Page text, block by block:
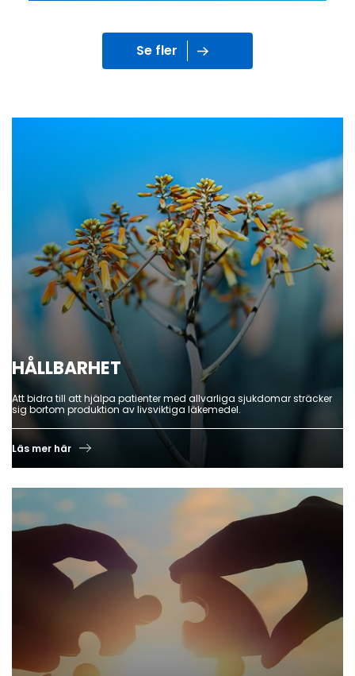
Se fler
HÅLLBARHET
Att bidra till att hjälpa patienter med allvarliga sjukdomar sträcker
sig bortom produktion av livsviktiga läkemedel.
Läs mer här